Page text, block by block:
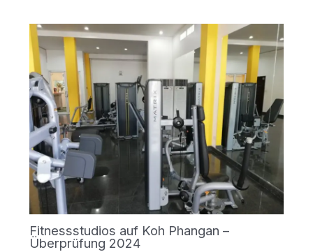
Fitnessstudios auf Koh Phangan –
Überprüfung 2024